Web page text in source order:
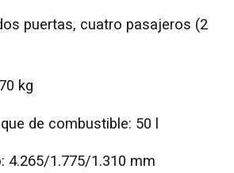
puertas, cuatro pasajeros (2
kg
de combustible: 50 l
4.265/1.775/1.310 mm